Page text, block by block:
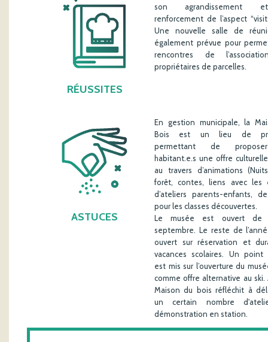
RÉUSSITES
son agrandissement
renforcement de l’aspect
Une nouvelle salle de
également prévue pour
rencontres de
propriétaires de parcelles.
ASTUCES
En gestion municipale, la
Bois est un lieu de
permettant de
habitant.e.s une offre
au travers d’animations
forêt, contes, liens avec les
d’ateliers parents-enfants,
pour les classes découvertes.
Le musée est ouvert de
septembre. Le reste de
ouvert sur réservation et
vacances scolaires. Un point
est mis sur l’ouverture du
comme offre alternative au ski.
Maison du bois réfléchit à
un certain nombre
démonstration en station.